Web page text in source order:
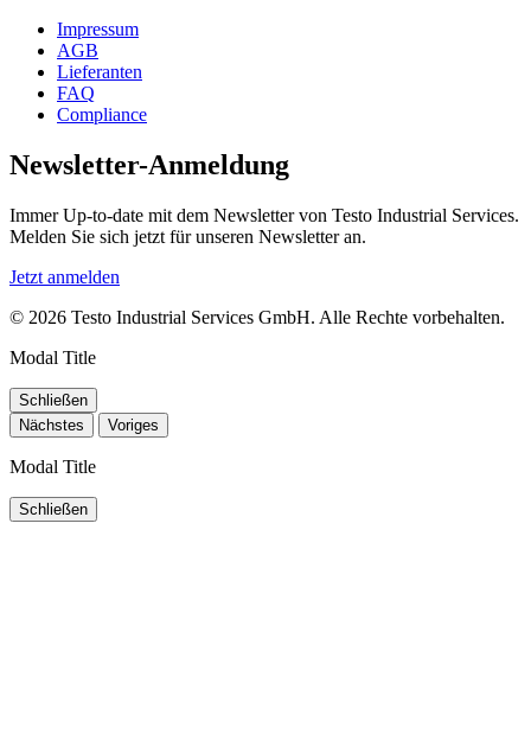
Impressum
AGB
Lieferanten
FAQ
Compliance
Newsletter-Anmeldung
Immer Up-to-date mit dem Newsletter von Testo Industrial Services.
Melden Sie sich jetzt für unseren Newsletter an.
Jetzt anmelden
© 2026 Testo Industrial Services GmbH. Alle Rechte vorbehalten.
Modal Title
Schließen
Nächstes
Voriges
Modal Title
Schließen